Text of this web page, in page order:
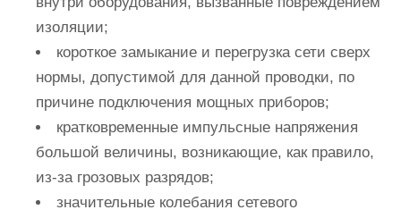
изоляции;
короткое замыкание и перегрузка сети сверх
нормы, допустимой для данной проводки, по
причине подключения мощных приборов;
кратковременные импульсные напряжения
большой величины, возникающие, как правило,
из-за грозовых разрядов;
значительные колебания сетевого